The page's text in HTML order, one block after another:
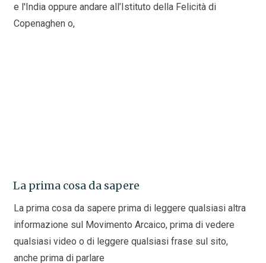
e l'India oppure andare all’Istituto della Felicità di
Copenaghen o,
La prima cosa da sapere
La prima cosa da sapere prima di leggere qualsiasi altra
informazione sul Movimento Arcaico, prima di vedere
qualsiasi video o di leggere qualsiasi frase sul sito,
anche prima di parlare